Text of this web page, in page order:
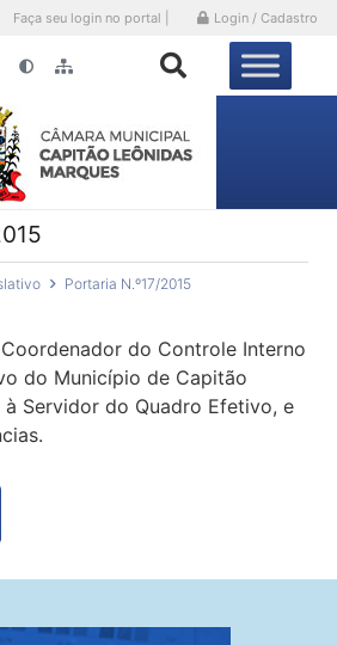
Faça seu login no portal | Login / Cadastro
Portaria N.º17/2015
do Controle Interno
do Município de Capitão
à Servidor do Quadro Efetivo, e